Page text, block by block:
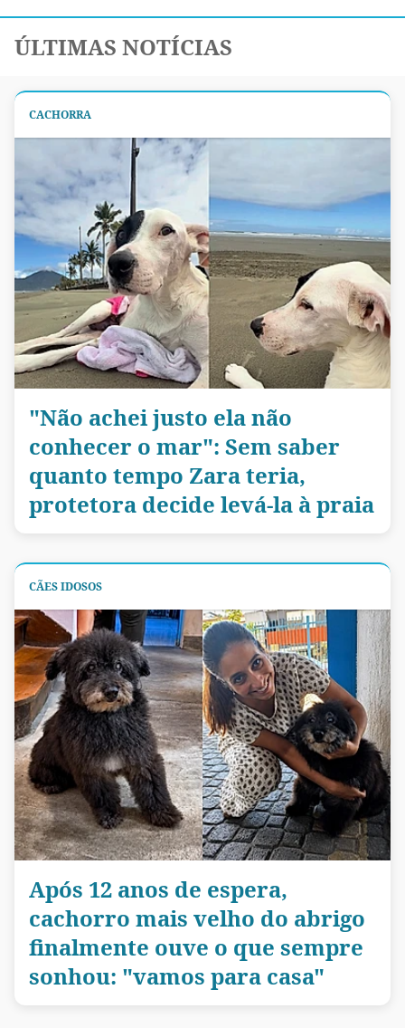
ÚLTIMAS NOTÍCIAS
CACHORRA
"Não achei justo ela não
conhecer o mar": Sem saber
quanto tempo Zara teria,
protetora decide levá-la à praia
CÃES IDOSOS
Após 12 anos de espera,
cachorro mais velho do abrigo
finalmente ouve o que sempre
sonhou: "vamos para casa"